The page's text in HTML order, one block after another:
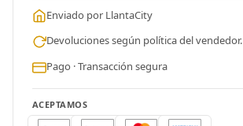
Enviado por LlantaCity
Devoluciones según política del vendedor.
Pago · Transacción segura
ACEPTAMOS